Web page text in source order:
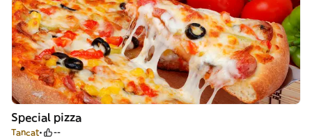
Special pizza
Tancat --